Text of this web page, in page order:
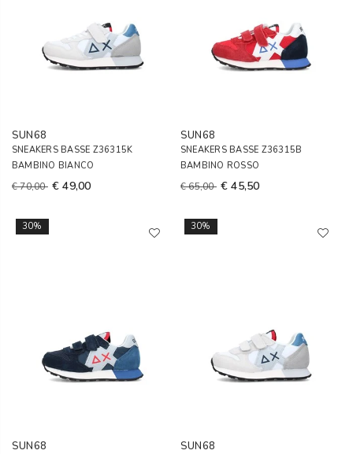
SUN68
SNEAKERS BASSE Z36315K
BAMBINO BIANCO
€ 70,00 € 49,00
SUN68
SNEAKERS BASSE Z36315B
BAMBINO ROSSO
€ 65,00 € 45,50
30%
SUN68
30%
SUN68